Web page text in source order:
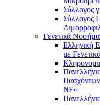
Σύλλογος
Σύλλογος
Γενετικά
Ελληνική
με
NF»